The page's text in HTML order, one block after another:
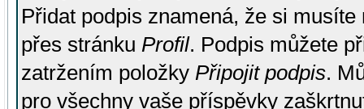
Přidat podpis znamená, že si
přes stránku Profil. Podpis můžete
zatržením položky Připojit podpis.
pro všechny vaše příspěvky